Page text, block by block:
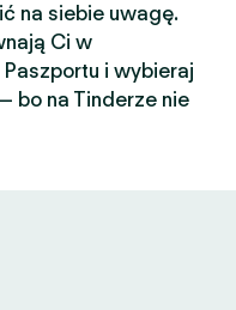
na siebie uwagę.
Ci w
i wybieraj
bo na Tinderze nie